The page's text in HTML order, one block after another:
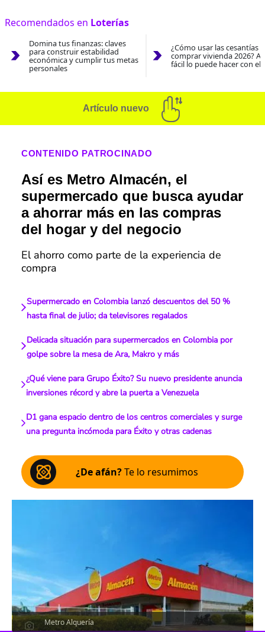
Recomendados en Loterías
Domina tus finanzas: claves
para construir estabilidad
económica y cumplir tus metas
personales
¿Cómo usar las cesantías
comprar vivienda 2026?
fácil lo puede hacer con el
Artículo nuevo
CONTENIDO PATROCINADO
Así es Metro Almacén, el
supermercado que busca ayudar
a ahorrar más en las compras
del hogar y del negocio
El ahorro como parte de la experiencia de
compra
Supermercado en Colombia lanzó descuentos del 50 %
hasta final de julio; da televisores regalados
Delicada situación para supermercados en Colombia por
golpe sobre la mesa de Ara, Makro y más
¿Qué viene para Grupo Éxito? Su nuevo presidente anuncia
inversiones récord y abre la puerta a Venezuela
D1 gana espacio dentro de los centros comerciales y surge
una pregunta incómoda para Éxito y otras cadenas
¿De afán?Te lo resumimos
Metro Alquería